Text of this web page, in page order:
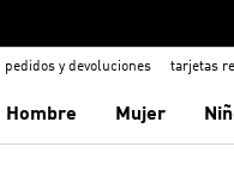
pedidos y devoluciones tarjetas
Hombre Mujer